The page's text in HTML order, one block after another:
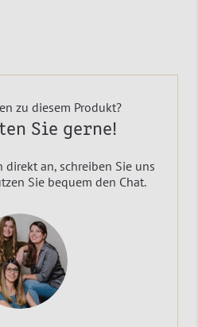
zu diesem Produkt?
Sie gerne!
direkt an, schreiben Sie uns
Sie bequem den Chat.